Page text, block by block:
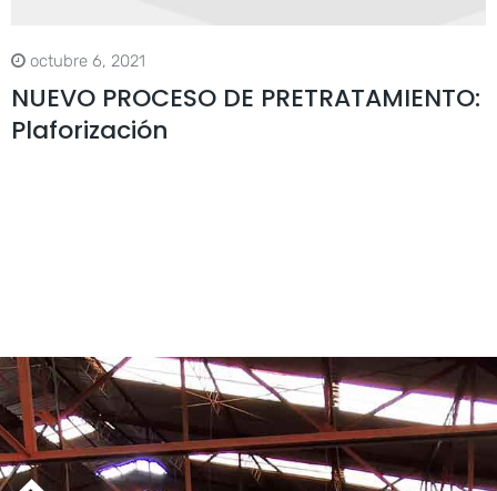
octubre 6, 2021
NUEVO PROCESO DE PRETRATAMIENTO:
Plaforización